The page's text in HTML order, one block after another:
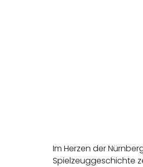
Im Herzen der
Spielzeuggeschichte